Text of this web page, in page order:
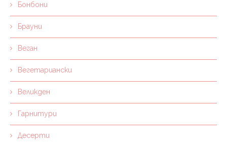
Бонбони
Брауни
Веган
Вегетариански
Великден
Гарнитури
Десерти